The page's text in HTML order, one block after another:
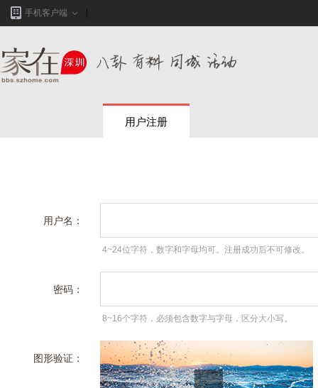
手机客户端
用户注册
用户名：
4~24位字符，数字和字母均可。注册成功后不可修改。
密码：
8~16个字符，必须包含数字与字母，区分大小写。
图形验证：